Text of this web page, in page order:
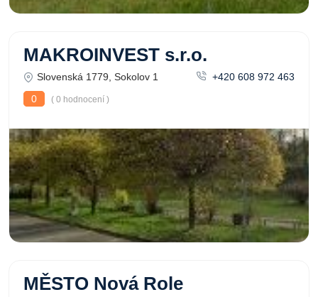
MAKROINVEST s.r.o.
Slovenská 1779, Sokolov 1
+420 608 972 463
0
( 0 hodnocení )
MĚSTO Nová Role